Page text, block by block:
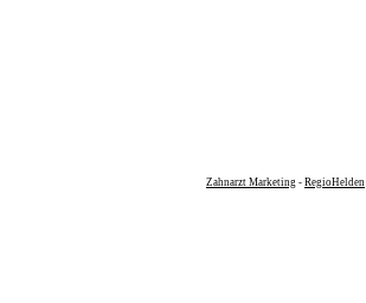
Zahnarzt Marketing - RegioHelden